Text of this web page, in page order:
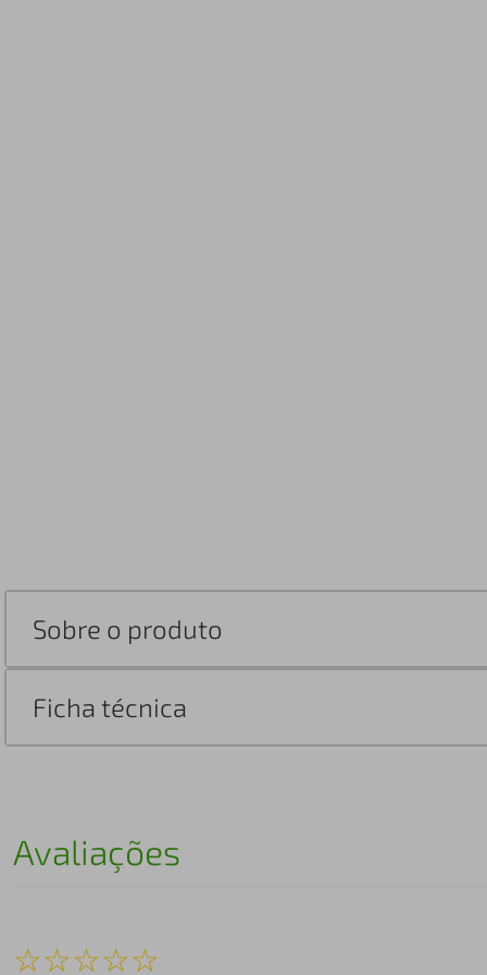
Sobre o produto
Ficha técnica
Avaliações
☆☆☆☆☆